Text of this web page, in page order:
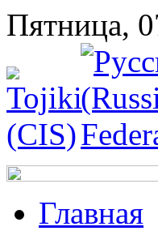
Пятница,
Главная